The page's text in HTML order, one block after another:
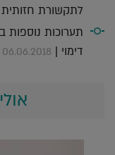
לתקשורת
תערוכות נוספות
דימוי | 06.06.2018